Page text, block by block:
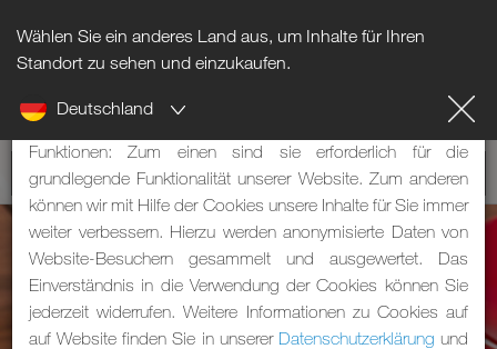
Wählen Sie ein anderes Land aus, um Inhalte für Ihren
Standort zu sehen und einzukaufen.
Deutschland
Hinweis zu Cookies
Unsere Webseite verwendet Cookies. Diese haben zwei
Funktionen: Zum einen sind sie erforderlich für die
grundlegende Funktionalität unserer Website. Zum anderen
können wir mit Hilfe der Cookies unsere Inhalte für Sie immer
weiter verbessern. Hierzu werden anonymisierte Daten von
Website-Besuchern gesammelt und ausgewertet. Das
Einverständnis in die Verwendung der Cookies können Sie
jederzeit widerrufen. Weitere Informationen zu Cookies auf
auf Website finden Sie in unserer Datenschutzerklärung und